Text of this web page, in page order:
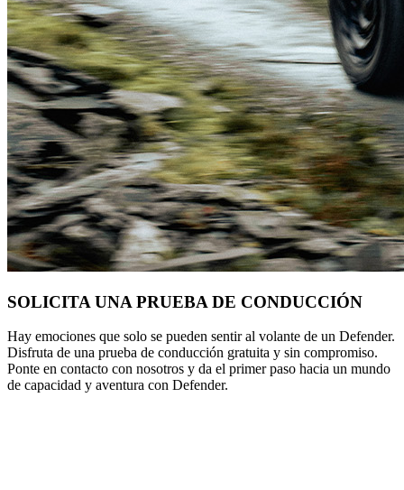
SOLICITA UNA PRUEBA DE CONDUCCIÓN
Hay emociones que solo se pueden sentir al volante de un Defender.
Disfruta de una prueba de conducción gratuita y sin compromiso.
Ponte en contacto con nosotros y da el primer paso hacia un mundo
de capacidad y aventura con Defender.